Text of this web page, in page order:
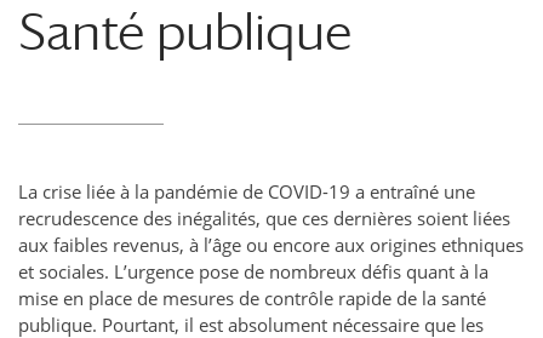
Santé publique
La crise liée à la pandémie de COVID-19 a entraîné une
recrudescence des inégalités, que ces dernières soient liées
aux faibles revenus, à l’âge ou encore aux origines ethniques
et sociales. L’urgence pose de nombreux défis quant à la
mise en place de mesures de contrôle rapide de la santé
publique. Pourtant, il est absolument nécessaire que les